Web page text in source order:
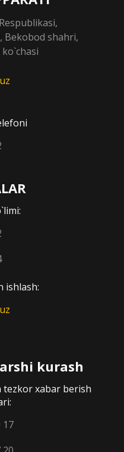
Bekobod shahri,
ishlash:
kurash
tezkor xabar berish
17